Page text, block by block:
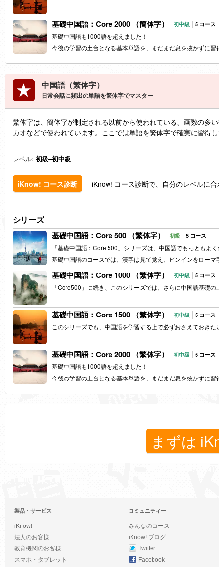
基礎中国語：Core 2000 （簡体字） 初中級 5 コース
基礎中国語も1000語を超えました！
今後の学習の土台となる基本単語を、まだまだ息を抜かずに習
中国語（繁体字）
日常会話に頻出の単語を繁体字でマスター
繁体字は、簡体字が制定される以前から使われている、画数の多
カオなどで使われています。ここでは単語を繁体字で確実に習得
レベル: 初級–初中級
iKnow! コース診断 iKnow! コース診断で、自分のレベルに
シリーズ
基礎中国語：Core 500 （繁体字） 初級 5 コース
「基礎中国語：Core 500」シリーズは、中国語でもっともよ
基礎中国語のコースでは、漢字は見て覚え、ピンインをロー
基礎中国語：Core 1000 （繁体字） 初中級 5 コース
「Core500」に続き、このシリーズでは、さらに中国語基礎
基礎中国語：Core 1500 （繁体字） 初中級 5 コース
このシリーズでも、中国語を学習する上で必ずおさえておき
基礎中国語：Core 2000 （繁体字） 初中級 5 コース
基礎中国語も1000語を超えました！
今後の学習の土台となる基本単語を、まだまだ息を抜かずに習
まずは
製品・サービス
iKnow!
法人のお客様
教育機関のお客様
スマホ・タブレット
コミュニティー
みんなのコース
iKnow! ブログ
Twitter
Facebook